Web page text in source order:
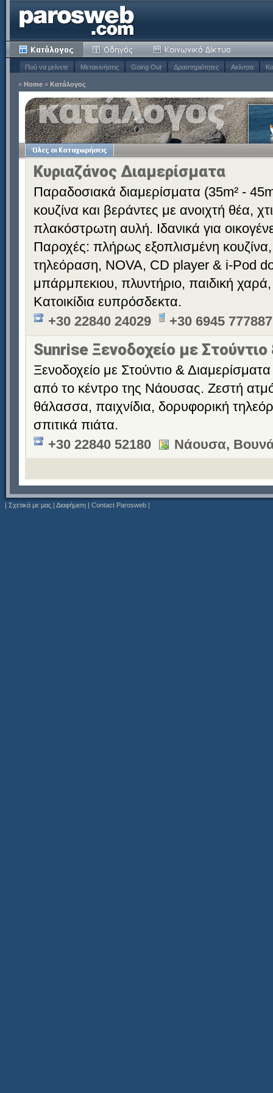
Πού να μείνετε Μετακινήσεις Going Out Δραστηριότητες Ακίνητα
» Home » Κατάλογος
Κυριαζάνος Διαμερίσματα
Παραδοσιακά διαμερίσματα (35m² -
κουζίνα και βεράντες με ανοιχτή θέα,
πλακόστρωτη αυλή. Ιδανικά για
Παροχές: πλήρως εξοπλισμένη
τηλεόραση, NOVA, CD player & i-Pod
μπάρμπεκιου, πλυντήριο, παιδική
Κατοικίδια ευπρόσδεκτα.
+30 22840 24029
+30 6945 777887
Sunrise Ξενοδοχείο με
Ξενοδοχείο με Στούντιο &
από το κέντρο της Νάουσας. Ζεστή
θάλασσα, παιχνίδια, δορυφορική
σπιτικά πιάτα.
+30 22840 52180
Νάουσα,
| Σχετικά με μας | Διαφήμιση | Contact Parosweb |